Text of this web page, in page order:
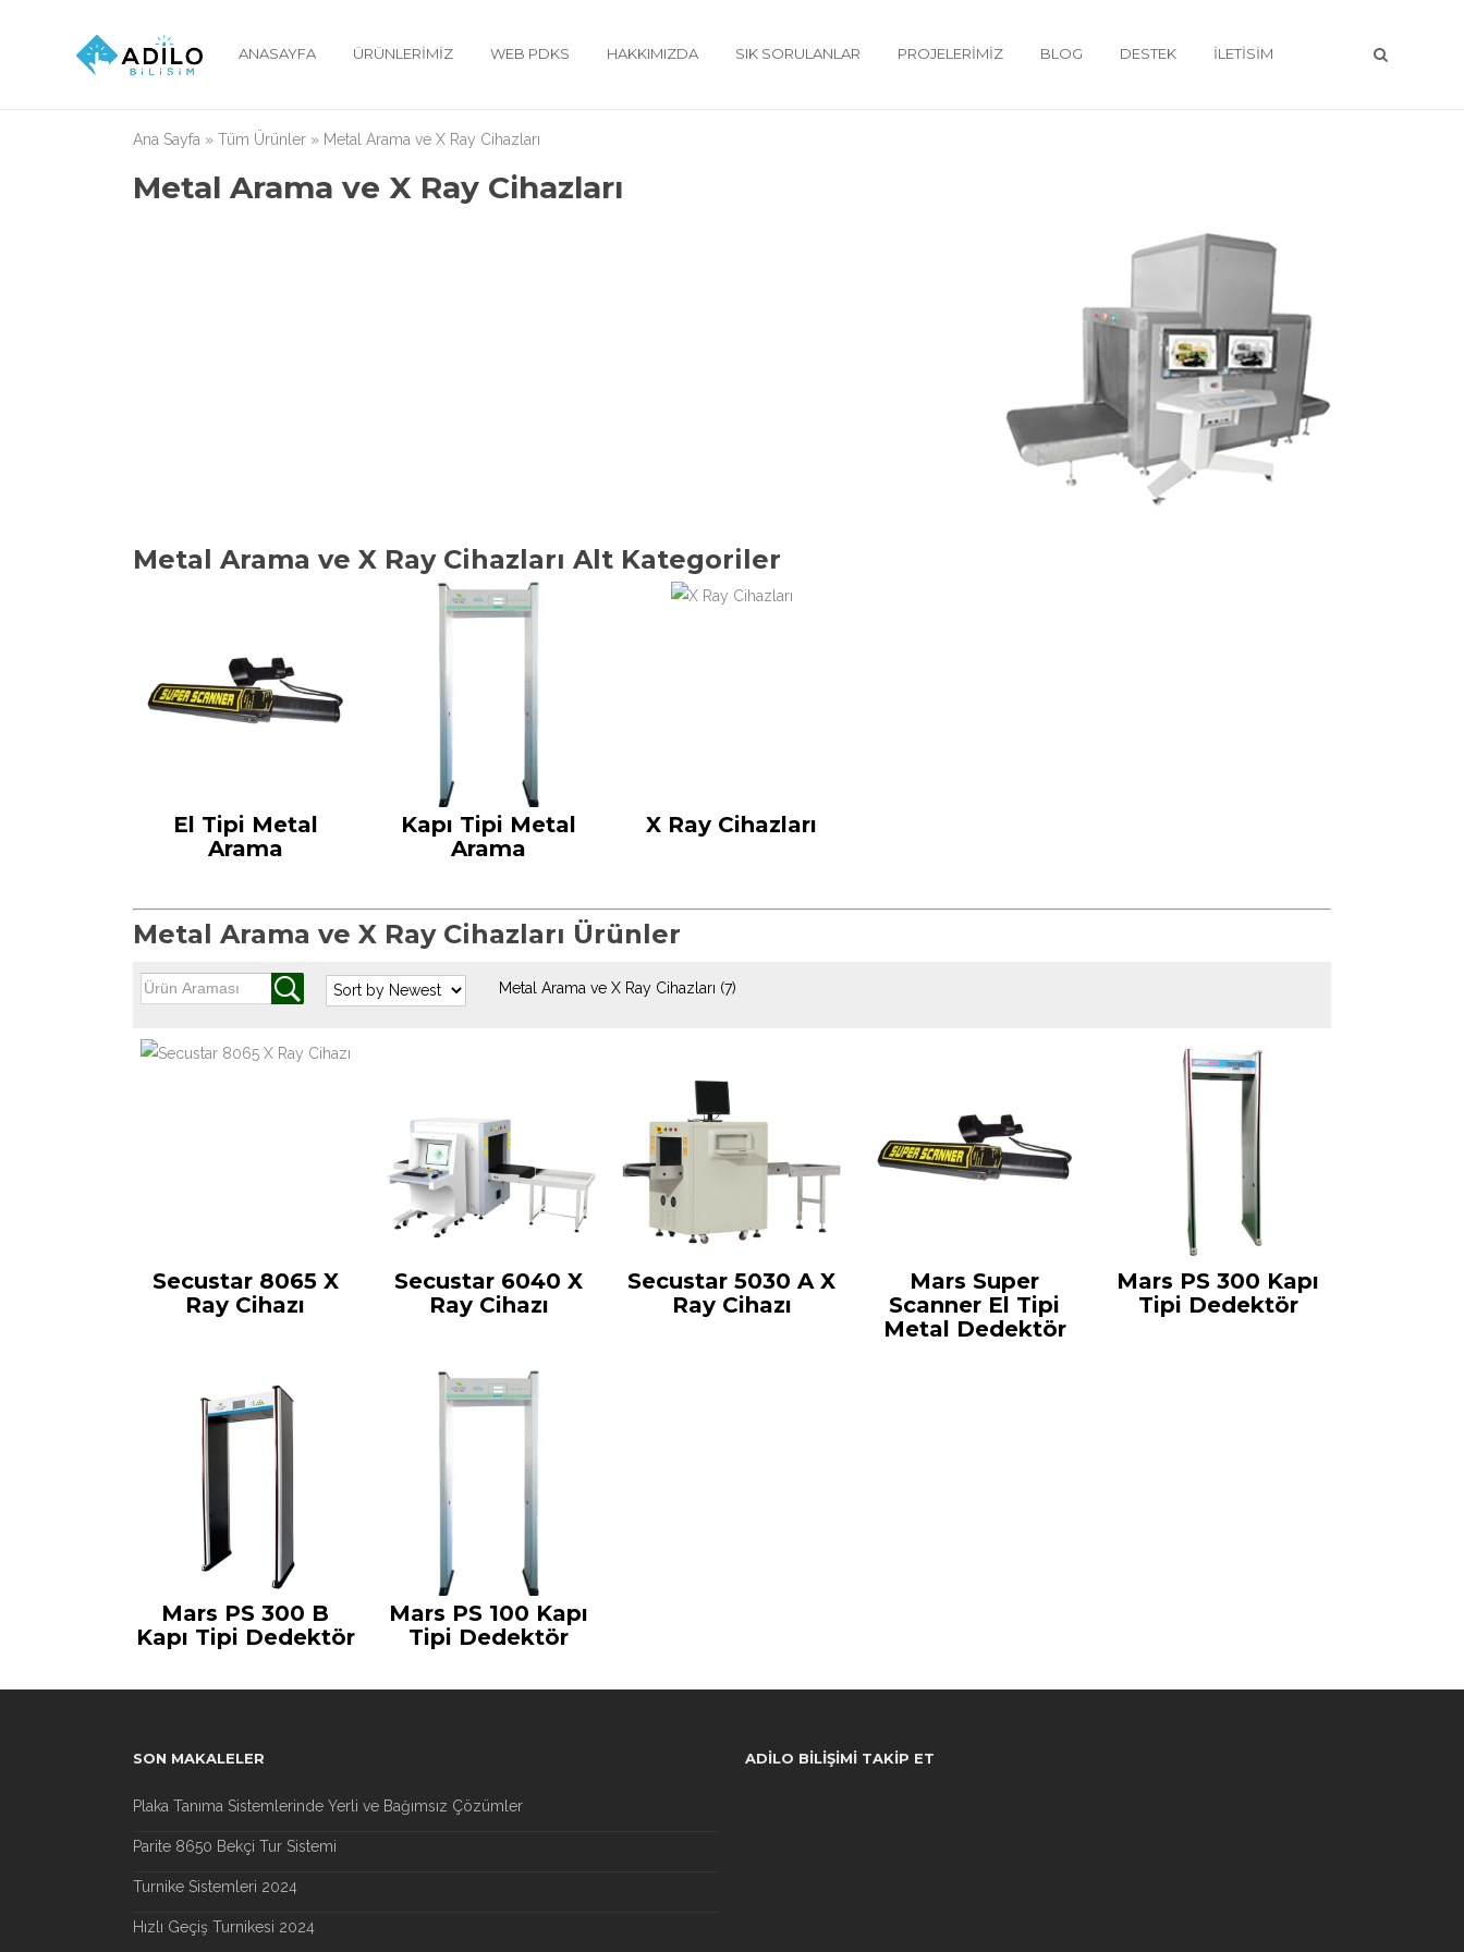
ANASAYFA ÜRÜNLERIMIZ WEB PDKS HAKKIMIZDA SIK SORULANLAR PROJELERIMIZ BLOG DESTEK İLETISIM
Ana Sayfa » Tüm Ürünler » Metal Arama ve X Ray Cihazları
Metal Arama ve X Ray Cihazları
Metal Arama ve X Ray Cihazları Alt Kategoriler
El Tipi Metal
Arama
Kapı Tipi Metal
Arama
X Ray Cihazları
Metal Arama ve X Ray Cihazları Ürünler
Metal Arama ve X Ray Cihazları (7)
Secustar 8065 X
Ray Cihazı
Secustar 6040 X
Ray Cihazı
Secustar 5030 A X
Ray Cihazı
Mars Super
Scanner El Tipi
Metal Dedektör
Mars PS 300 Kapı
Tipi Dedektör
Mars PS 300 B
Kapı Tipi Dedektör
Mars PS 100 Kapı
Tipi Dedektör
SON MAKALELER
Plaka Tanıma Sistemlerinde Yerli ve Bağımsız Çözümler
Parite 8650 Bekçi Tur Sistemi
Turnike Sistemleri 2024
Hızlı Geçiş Turnikesi 2024
ADILO BILIŞIMI TAKIP ET